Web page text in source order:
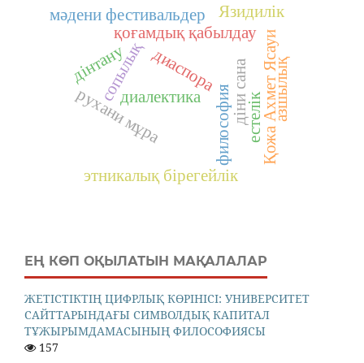
естелік
философия
диалектика Қожа Ахмет Ясауи
сопылық
дінтану
қоғамдық қабылдау
рухани мұра діни сана
этникалық бірегейлік
мәдени фестивальдер
диаспора азшылық
Язидилік
ЕҢ КӨП ОҚЫЛАТЫН МАҚАЛАЛАР
ЖЕТІСТІКТІҢ ЦИФРЛЫҚ КӨРІНІСІ: УНИВЕРСИТЕТ
САЙТТАРЫНДАҒЫ СИМВОЛДЫҚ КАПИТАЛ
ТҰЖЫРЫМДАМАСЫНЫҢ ФИЛОСОФИЯСЫ
157